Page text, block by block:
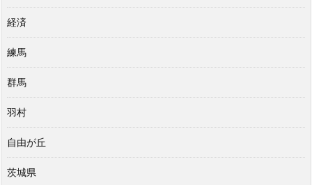
経済
練馬
群馬
羽村
自由が丘
茨城県